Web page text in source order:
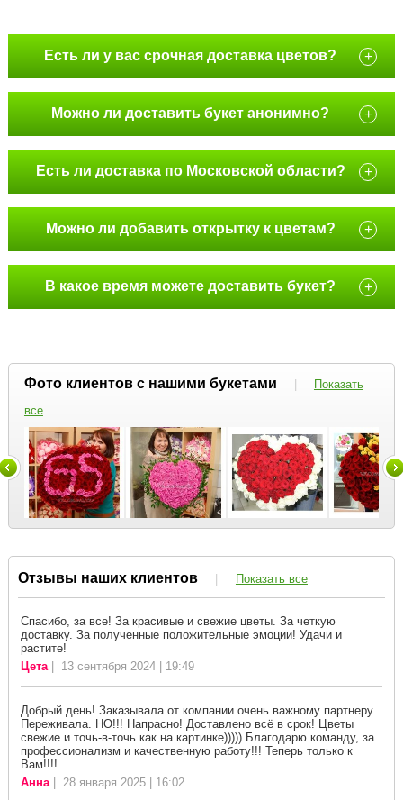
Есть ли у вас срочная доставка цветов? +
Можно ли доставить букет анонимно? +
Есть ли доставка по Московской области? +
Можно ли добавить открытку к цветам? +
В какое время можете доставить букет? +
Фото клиентов с нашими букетами |
Показать
все
Отзывы наших клиентов | Показать все
Спасибо, за все! За красивые и свежие цветы. За четкую
доставку. За полученные положительные эмоции! Удачи и
растите!
Цета| 13 сентября 2024 | 19:49
Добрый день! Заказывала от компании очень важному партнеру.
Переживала. НО!!! Напрасно! Доставлено всё в срок! Цветы
свежие и точь-в-точь как на картинке))))) Благодарю команду, за
профессионализм и качественную работу!!! Теперь только к
Вам!!!!
Анна| 28 января 2025 | 16:02